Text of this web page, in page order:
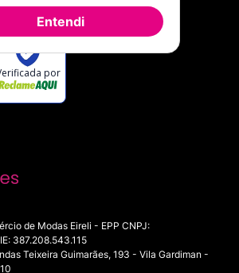
de Modas Eireli - EPP CNPJ:
387.208.543.115
Teixeira Guimarães, 193 - Vila Gardiman -
Entendi